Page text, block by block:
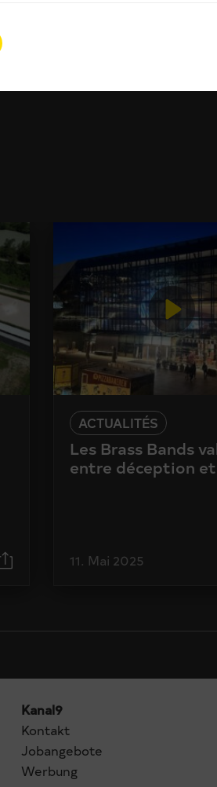
ACTUALITÉS
Les Brass Bands
entre déception
11. Mai 2025
Kanal9
Kontakt
Jobangebote
Werbung